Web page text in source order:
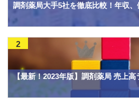
調剤薬局大手5社を徹底比較！年収
【最新！2023年版】調剤薬局 売上高
2